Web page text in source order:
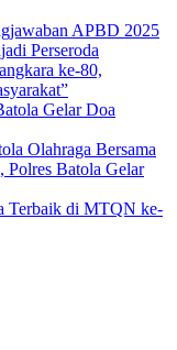
APBD 2025
Perseroda
ke-80,
Gelar Doa
Olahraga Bersama
Polres Batola Gelar
Terbaik di MTQN ke-